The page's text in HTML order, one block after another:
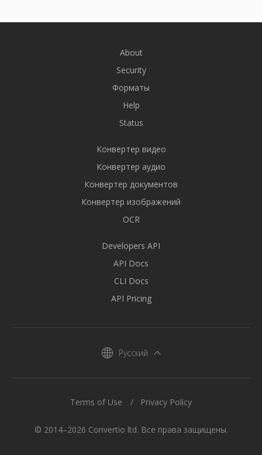
About
Security
Форматы
Help
Status
Конвертер видео
Конвертер аудио
Конвертер документов
Конвертер изображений
OCR
Developers API
API Docs
CLI Docs
API Pricing
Русский
© 2014–2026 Convertio ltd. Все права защищены.
Terms of Use Privacy Policy